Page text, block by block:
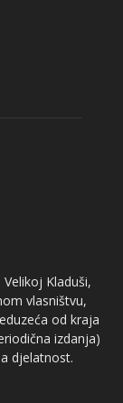
Kladuši,
vlasništvu,
od kraja
izdanja)
djelatnost.